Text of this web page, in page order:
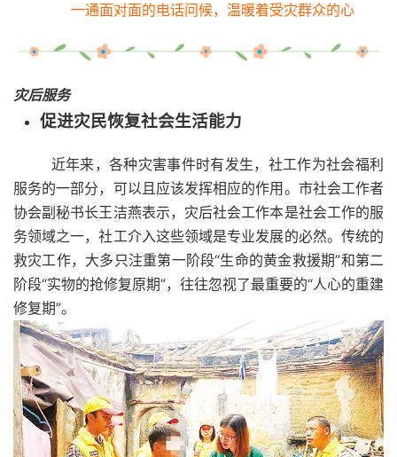
一通面对面的电话问候，温暖着受灾群众的心
灾后服务
促进灾民恢复社会生活能力
近年来，各种灾害事件时有发生，社工作为社会福利
服务的一部分，可以且应该发挥相应的作用。市社会工作者
协会副秘书长王洁燕表示，灾后社会工作本是社会工作的服
务领域之一，社工介入这些领域是专业发展的必然。传统的
救灾工作，大多只注重第一阶段“生命的黄金救援期”和第二
阶段“实物的抢修复原期”，往往忽视了最重要的“人心的重建
修复期”。